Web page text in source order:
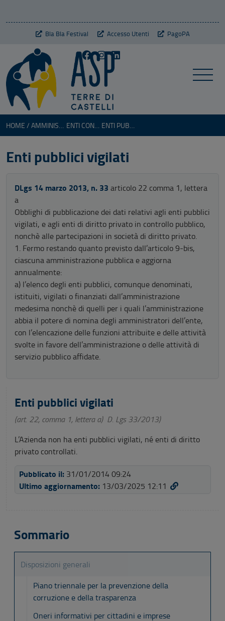
Bla Bla Festival Accesso Utenti PagoPA
HOME
Enti pubblici vigilati
DLgs 14 marzo 2013, n. 33 articolo 22 comma 1, lettera
a
Obblighi di pubblicazione dei dati relativi agli enti pubblici
vigilati, e agli enti di diritto privato in controllo pubblico,
nonchè alle partecipazioni in società di diritto privato.
1. Fermo restando quanto previsto dall’articolo 9-bis,
ciascuna amministrazione pubblica e aggiorna
annualmente:
a) l’elenco degli enti pubblici, comunque denominati,
istituiti, vigilati o finanziati dall’amministrazione
medesima nonchè di quelli per i quali l’amministrazione
abbia il potere di nomina degli amministratori dell’ente,
con l’elencazione delle funzioni attribuite e delle attività
svolte in favore dell’amministrazione o delle attività di
servizio pubblico affidate.
Enti pubblici vigilati
(art. 22, comma 1, lettera a) D. Lgs 33/2013)
L’Azienda non ha enti pubblici vigilati, né enti di diritto
privato controllati.
Pubblicato il: 31/01/2014 09:24
Ultimo aggiornamento: 13/03/2025 12:11
Sommario
Disposizioni generali
Piano triennale per la prevenzione della
corruzione e della trasparenza
Oneri informativi per cittadini e imprese